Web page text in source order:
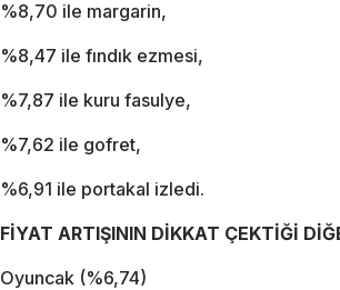
%8,70 ile margarin,
%8,47 ile fındık ezmesi,
%7,87 ile kuru fasulye,
%7,62 ile gofret,
%6,91 ile portakal izledi.
FİYAT ARTIŞININ DİKKAT ÇEKTİĞİ
Oyuncak (%6,74)